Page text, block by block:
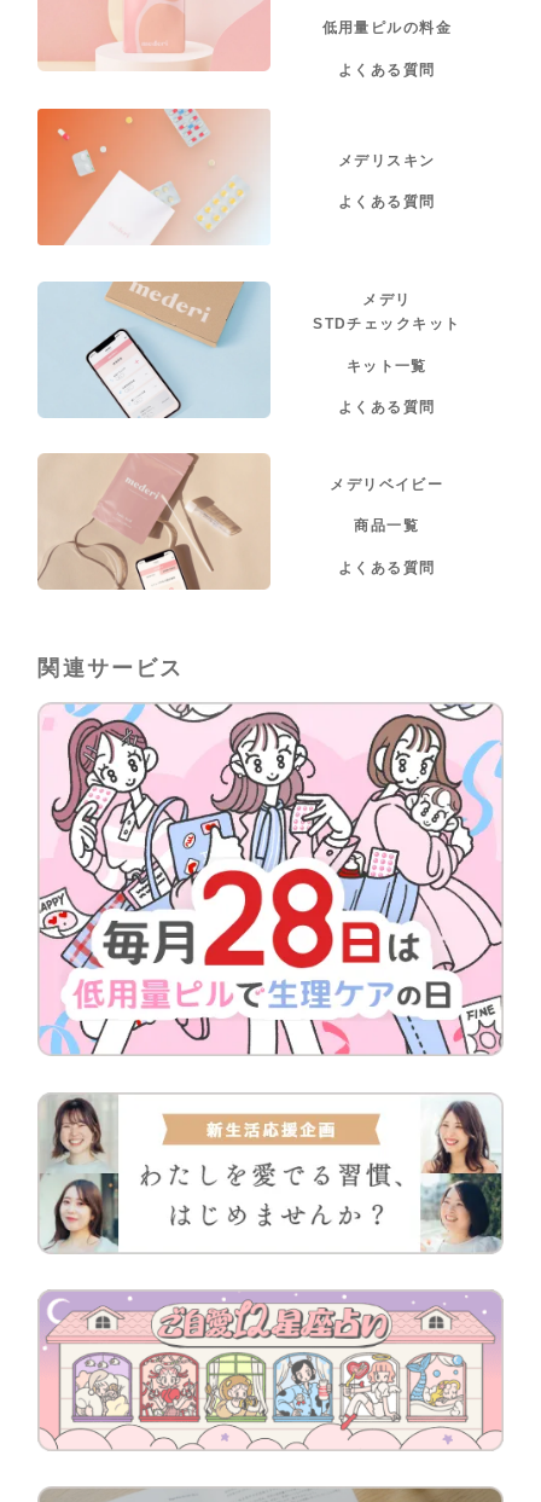
低用量ピルの料金
よくある質問
メデリスキン
よくある質問
メデリ
STDチェックキット
キット一覧
よくある質問
メデリベイビー
商品一覧
よくある質問
関連サービス